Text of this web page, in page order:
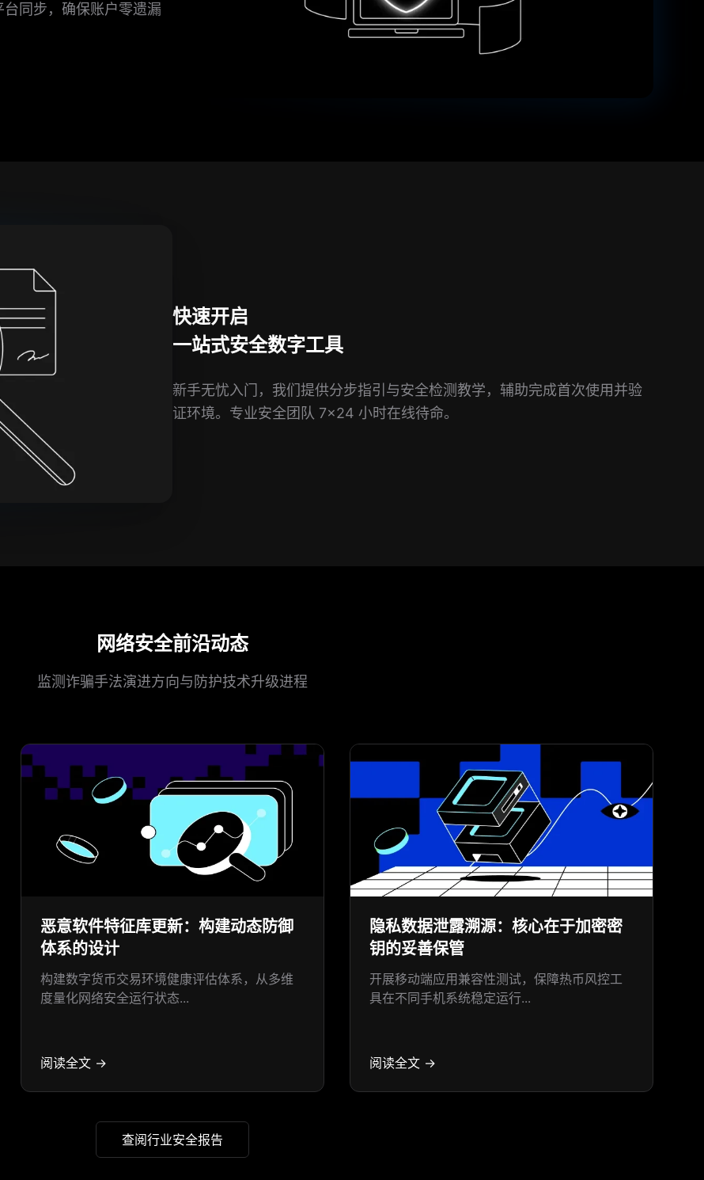
同步，确保账户零遗漏
快速开启
一站式安全数字工具
新手无忧入门，我们提供分步指引与安全检测教学，辅助完成首次使用并验
证环境。专业安全团队 7×24 小时在线待命。
网络安全前沿动态
监测诈骗手法演进方向与防护技术升级进程
恶意软件特征库更新：构建动态防御
体系的设计
构建数字货币交易环境健康评估体系，从多维
度量化网络安全运行状态...
阅读全文 →
隐私数据泄露溯源：核心在于加密密
钥的妥善保管
开展移动端应用兼容性测试，保障热币风控工
具在不同手机系统稳定运行...
阅读全文 →
查阅行业安全报告